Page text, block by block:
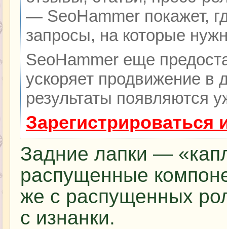
— SeoHammer покажет,
запросы, на которые
SeoHammer еще
ускоряет продвижение в
результаты появляются
Задние лапки —
распущенные
же с распущенных
с изнанки.